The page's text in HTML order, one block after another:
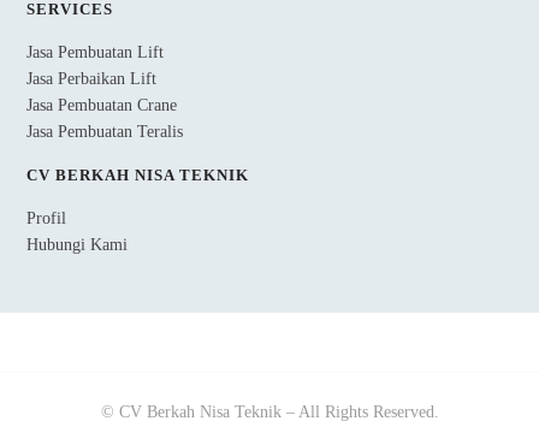
SERVICES
Jasa Pembuatan Lift
Jasa Perbaikan Lift
Jasa Pembuatan Crane
Jasa Pembuatan Teralis
CV BERKAH NISA TEKNIK
Profil
Hubungi Kami
© CV Berkah Nisa Teknik – All Rights Reserved.